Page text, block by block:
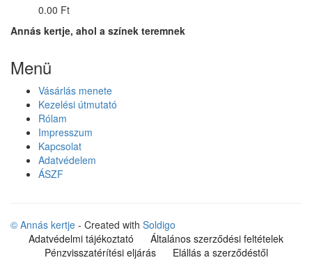
0.00 Ft
Annás kertje, ahol a színek teremnek
Menü
Vásárlás menete
Kezelési útmutató
Rólam
Impresszum
Kapcsolat
Adatvédelem
ÁSZF
© Annás kertje - Created with Soldigo
Adatvédelmi tájékoztató
Általános szerződési feltételek
Pénzvisszatérítési eljárás
Elállás a szerződéstől